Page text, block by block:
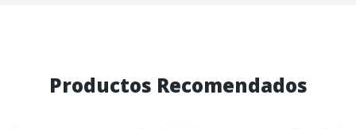
Productos Recomendados